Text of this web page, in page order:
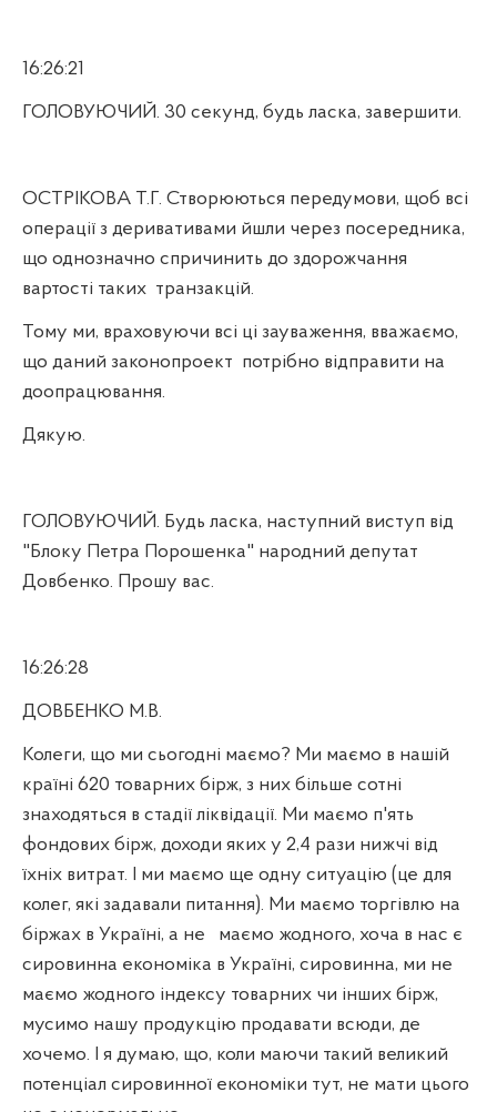
16:26:21
ГОЛОВУЮЧИЙ. 30 секунд, будь ласка, завершити.
ОСТРІКОВА Т.Г. Створюються передумови, щоб всі
операції з деривативами йшли через посередника,
що однозначно спричинить до здорожчання
вартості таких транзакцій.
Тому ми, враховуючи всі ці зауваження, вважаємо,
що даний законопроект потрібно відправити на
доопрацювання.
Дякую.
ГОЛОВУЮЧИЙ. Будь ласка, наступний виступ від
"Блоку Петра Порошенка" народний депутат
Довбенко. Прошу вас.
16:26:28
ДОВБЕНКО М.В.
Колеги, що ми сьогодні маємо? Ми маємо в нашій
країні 620 товарних бірж, з них більше сотні
знаходяться в стадії ліквідації. Ми маємо п'ять
фондових бірж, доходи яких у 2,4 рази нижчі від
їхніх витрат. І ми маємо ще одну ситуацію (це для
колег, які задавали питання). Ми маємо торгівлю на
біржах в Україні, а не
маємо жодного, хоча в нас є
сировинна економіка в Україні, сировинна, ми не
маємо жодного індексу товарних чи інших бірж,
мусимо нашу продукцію продавати всюди, де
хочемо. І я думаю, що, коли маючи такий великий
потенціал сировинної економіки тут, не мати цього